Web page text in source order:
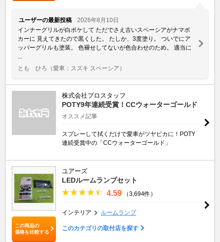
ユーザーの最新投稿
2026年8月10日
インナーグリルが白ボケして ただでさえ古いスペーシアがナマポ
カーに 見えてきたので黒くした。 たしか、3度塗り。 ついでにア
ッパーグリルも塗装。 色褪せしてないが色合わせのため。 適当に
とも ひろ （愛車：スズキ スペーシア）
株式会社プロスタッフ
POTY9年連続受賞！CCウォーターゴールド
オススメ記事
スプレーして拭くだけで愛車がツヤピカに！POTY
連続受賞中の「CCウォーターゴールド」
この商品の
価格を比較する
ユアーズ
LEDルームランプセット
4.59 （3,694件）
インテリア ルームランプ
このカテゴリの取付店を探す